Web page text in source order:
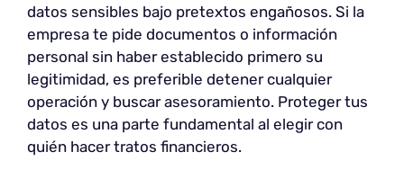
datos sensibles bajo pretextos engañosos. Si la
empresa te pide documentos o información
personal sin haber establecido primero su
legitimidad, es preferible detener cualquier
operación y buscar asesoramiento. Proteger tus
datos es una parte fundamental al elegir con
quién hacer tratos financieros.